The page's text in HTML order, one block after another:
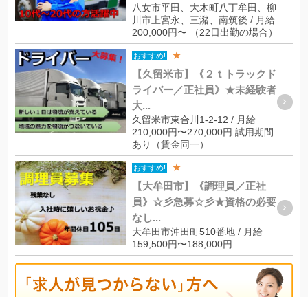
八女市平田、大木町八丁牟田、柳
川市上宮永、三潴、南筑後 / 月給
200,000円〜 （22日出勤の場合）
おすすめ! ★
【久留米市】《２ｔトラックド
ライバー／正社員》★未経験者
大...
久留米市東合川1-2-12 / 月給
210,000円〜270,000円 試用期間
あり（賃金同一）
おすすめ! ★
【大牟田市】《調理員／正社
員》☆彡急募☆彡★資格の必要
なし...
大牟田市沖田町510番地 / 月給
159,500円〜188,000円